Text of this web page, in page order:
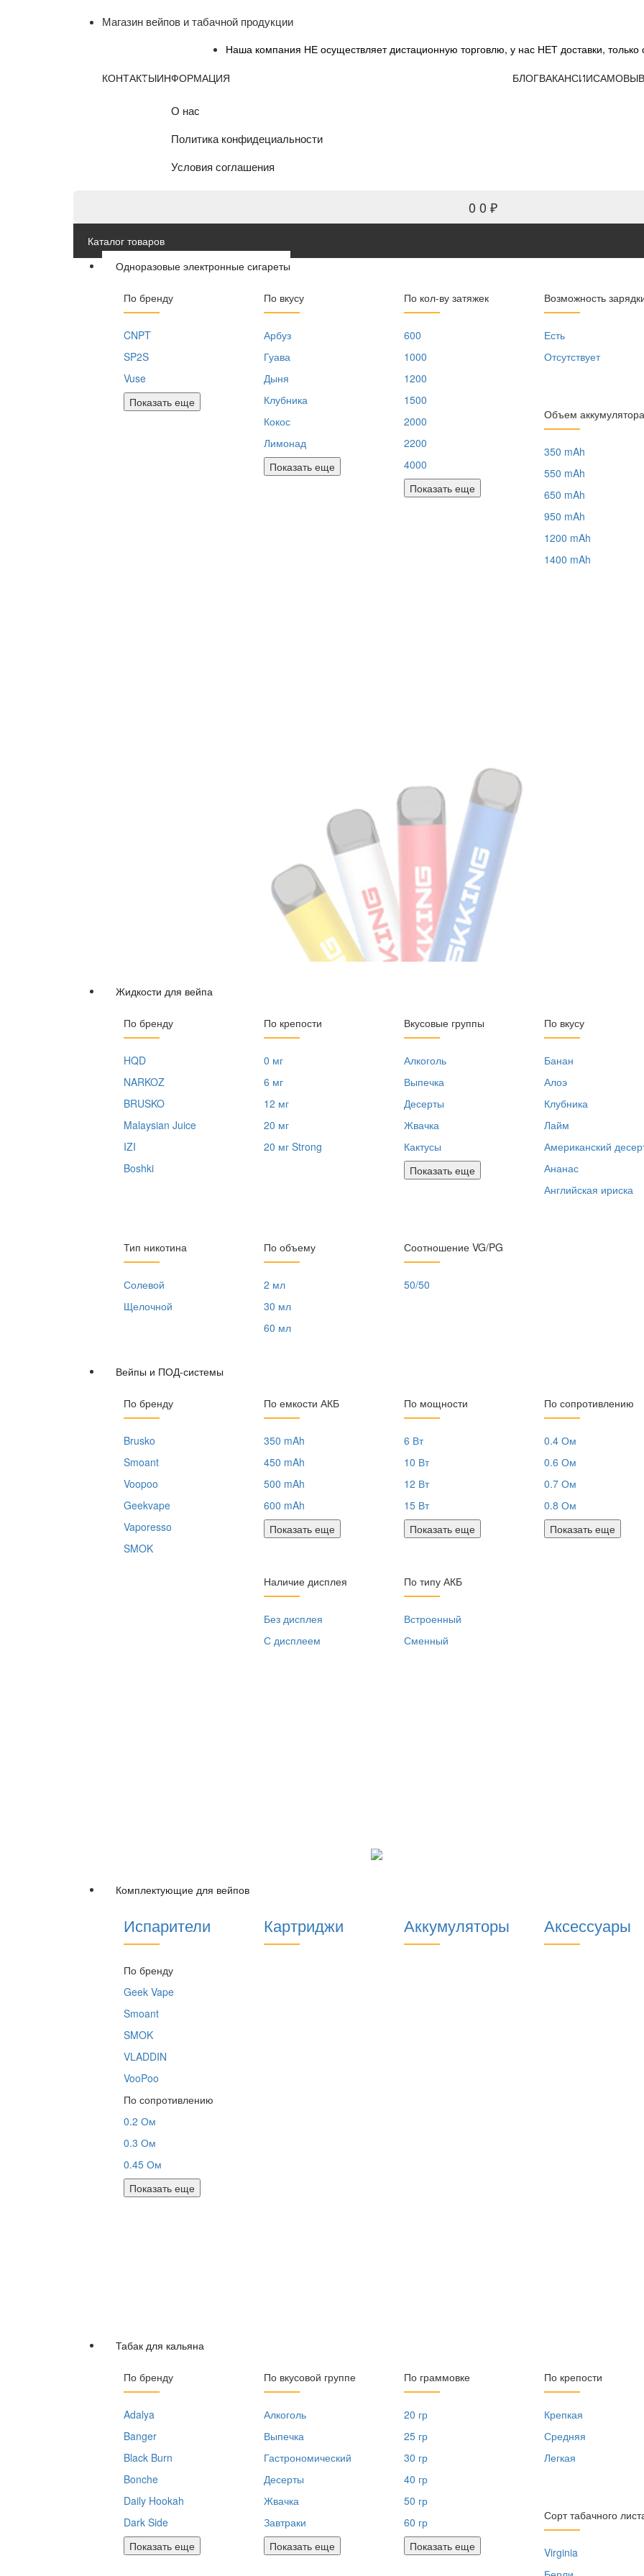
Магазин вейпов и табачной продукции
Наша компания НЕ осуществляет дистационную торговлю, у нас НЕТ доставки, только
КОНТАКТЫИНФОРМАЦИЯ
О нас
Политика конфидециальности
Условия соглашения
БЛОГВАКАНСИИ
0 0 ₽
Каталог товаров
Одноразовые электронные сигареты
По бренду
CNPT
SP2S
Vuse
Показать еще
По вкусу
Арбуз
Гуава
Дыня
Клубника
Кокос
Лимонад
Показать еще
По кол-ву затяжек
600
1000
1200
1500
2000
2200
4000
Показать еще
Возможность
Есть
Отсутствует
Объем аккумулятора
350 mAh
550 mAh
650 mAh
950 mAh
1200 mAh
1400 mAh
Жидкости для вейпа
По бренду
HQD
NARKOZ
BRUSKO
Malaysian Juice
IZI
Boshki
По крепости
0 мг
6 мг
12 мг
20 мг
20 мг Strong
Вкусовые группы
Алкоголь
Выпечка
Десерты
Жвачка
Кактусы
Показать еще
По вкусу
Банан
Алоэ
Клубника
Лайм
Американский
Ананас
Английская ириска
Тип никотина
Солевой
Щелочной
По объему
2 мл
30 мл
60 мл
Соотношение VG/PG
50/50
Вейпы и ПОД-системы
По бренду
Brusko
Smoant
Voopoo
Geekvape
Vaporesso
SMOK
По емкости АКБ
350 mAh
450 mAh
500 mAh
600 mAh
Показать еще
По мощности
6 Вт
10 Вт
12 Вт
15 Вт
Показать еще
По сопротивлению
0.4 Ом
0.6 Ом
0.7 Ом
0.8 Ом
Показать еще
Наличие дисплея
Без дисплея
С дисплеем
По типу АКБ
Встроенный
Сменный
Комплектующие для вейпов
Испарители Картриджи Аккумуляторы Аксессуары
По бренду
Geek Vape
Smoant
SMOK
VLADDIN
VooPoo
По сопротивлению
0.2 Ом
0.3 Ом
0.45 Ом
Показать еще
Табак для кальяна
По бренду
Adalya
Banger
Black Burn
Bonche
Daily Hookah
Dark Side
Показать еще
По вкусовой группе
Алкоголь
Выпечка
Гастрономический
Десерты
Жвачка
Завтраки
Показать еще
По граммовке
20 гр
25 гр
30 гр
40 гр
50 гр
60 гр
Показать еще
По крепости
Крепкая
Средняя
Легкая
Сорт табачного
Virginia